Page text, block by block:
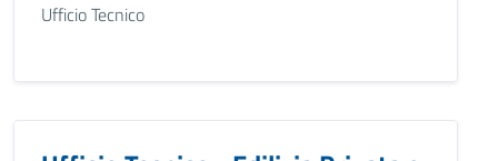
Ufficio Tecnico